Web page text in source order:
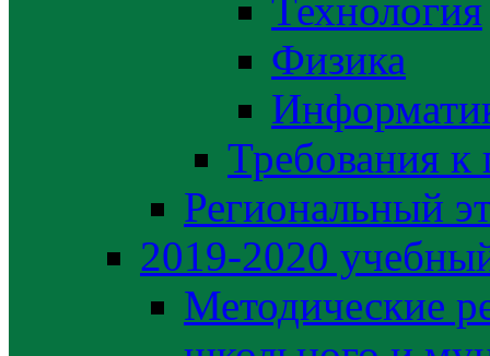
Технология
Физика
Требования
Региональный
2019-2020
Методические